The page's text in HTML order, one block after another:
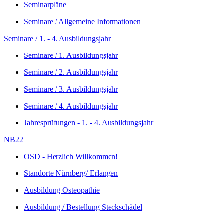
Seminarpläne
Seminare / Allgemeine Informationen
Seminare / 1. - 4. Ausbildungsjahr
Seminare / 1. Ausbildungsjahr
Seminare / 2. Ausbildungsjahr
Seminare / 3. Ausbildungsjahr
Seminare / 4. Ausbildungsjahr
Jahresprüfungen - 1. - 4. Ausbildungsjahr
NB22
OSD - Herzlich Willkommen!
Standorte Nürnberg/ Erlangen
Ausbildung Osteopathie
Ausbildung / Bestellung Steckschädel